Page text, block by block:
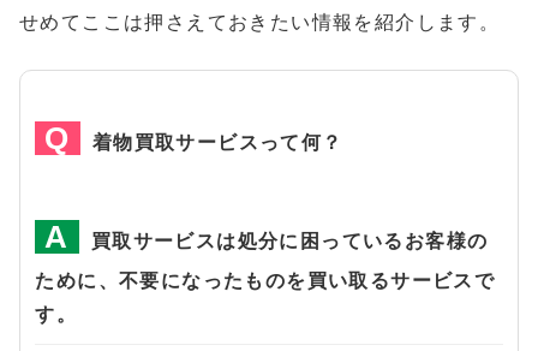
せめてここは押さえておきたい情報を紹介します。
着物買取サービスって何？
買取サービスは処分に困っているお客様の
ために、不要になったものを買い取るサービスで
す。